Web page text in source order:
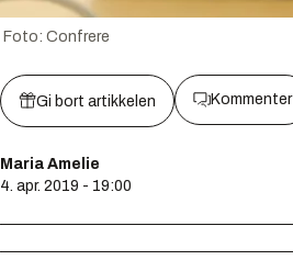
Foto: Confrere
Gi bort artikkelen Kommenter
Maria Amelie
4. apr. 2019 - 19:00